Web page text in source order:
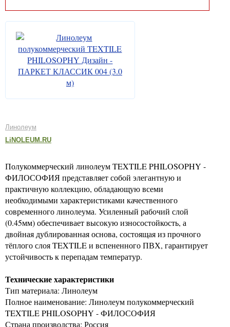
Линолеум
LiNOLEUM.RU
Полукоммерческий линолеум TEXTILE PHILOSOPHY -
ФИЛОСОФИЯ представляет собой элегантную и
практичную коллекцию, обладающую всеми
необходимыми характеристиками качественного
современного линолеума. Усиленный рабочий слой
(0.45мм) обеспечивает высокую износостойкость, а
двойная дублированная основа, состоящая из прочного
тёплого слоя TEXTILE и вспененного ПВХ, гарантирует
устойчивость к перепадам температур.
Технические характеристики
Тип материала: Линолеум
Полное наименование: Линолеум полукоммерческий
TEXTILE PHILOSOPHY - ФИЛОСОФИЯ
Страна производства: Россия